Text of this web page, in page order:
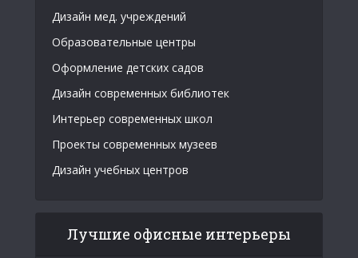
Дизайн мед. учреждений
Образовательные центры
Оформление детских садов
Дизайн современных библиотек
Интерьер современных школ
Проекты современных музеев
Дизайн учебных центров
Лучшие офисные интерьеры